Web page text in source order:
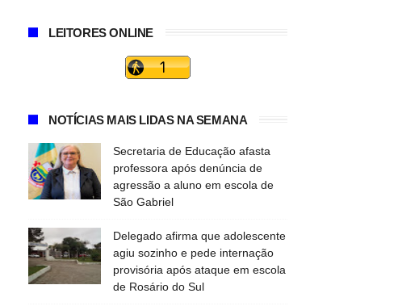
LEITORES ONLINE
NOTÍCIAS MAIS LIDAS NA SEMANA
Secretaria de Educação afasta
professora após denúncia de
agressão a aluno em escola de
São Gabriel
Delegado afirma que adolescente
agiu sozinho e pede internação
provisória após ataque em escola
de Rosário do Sul